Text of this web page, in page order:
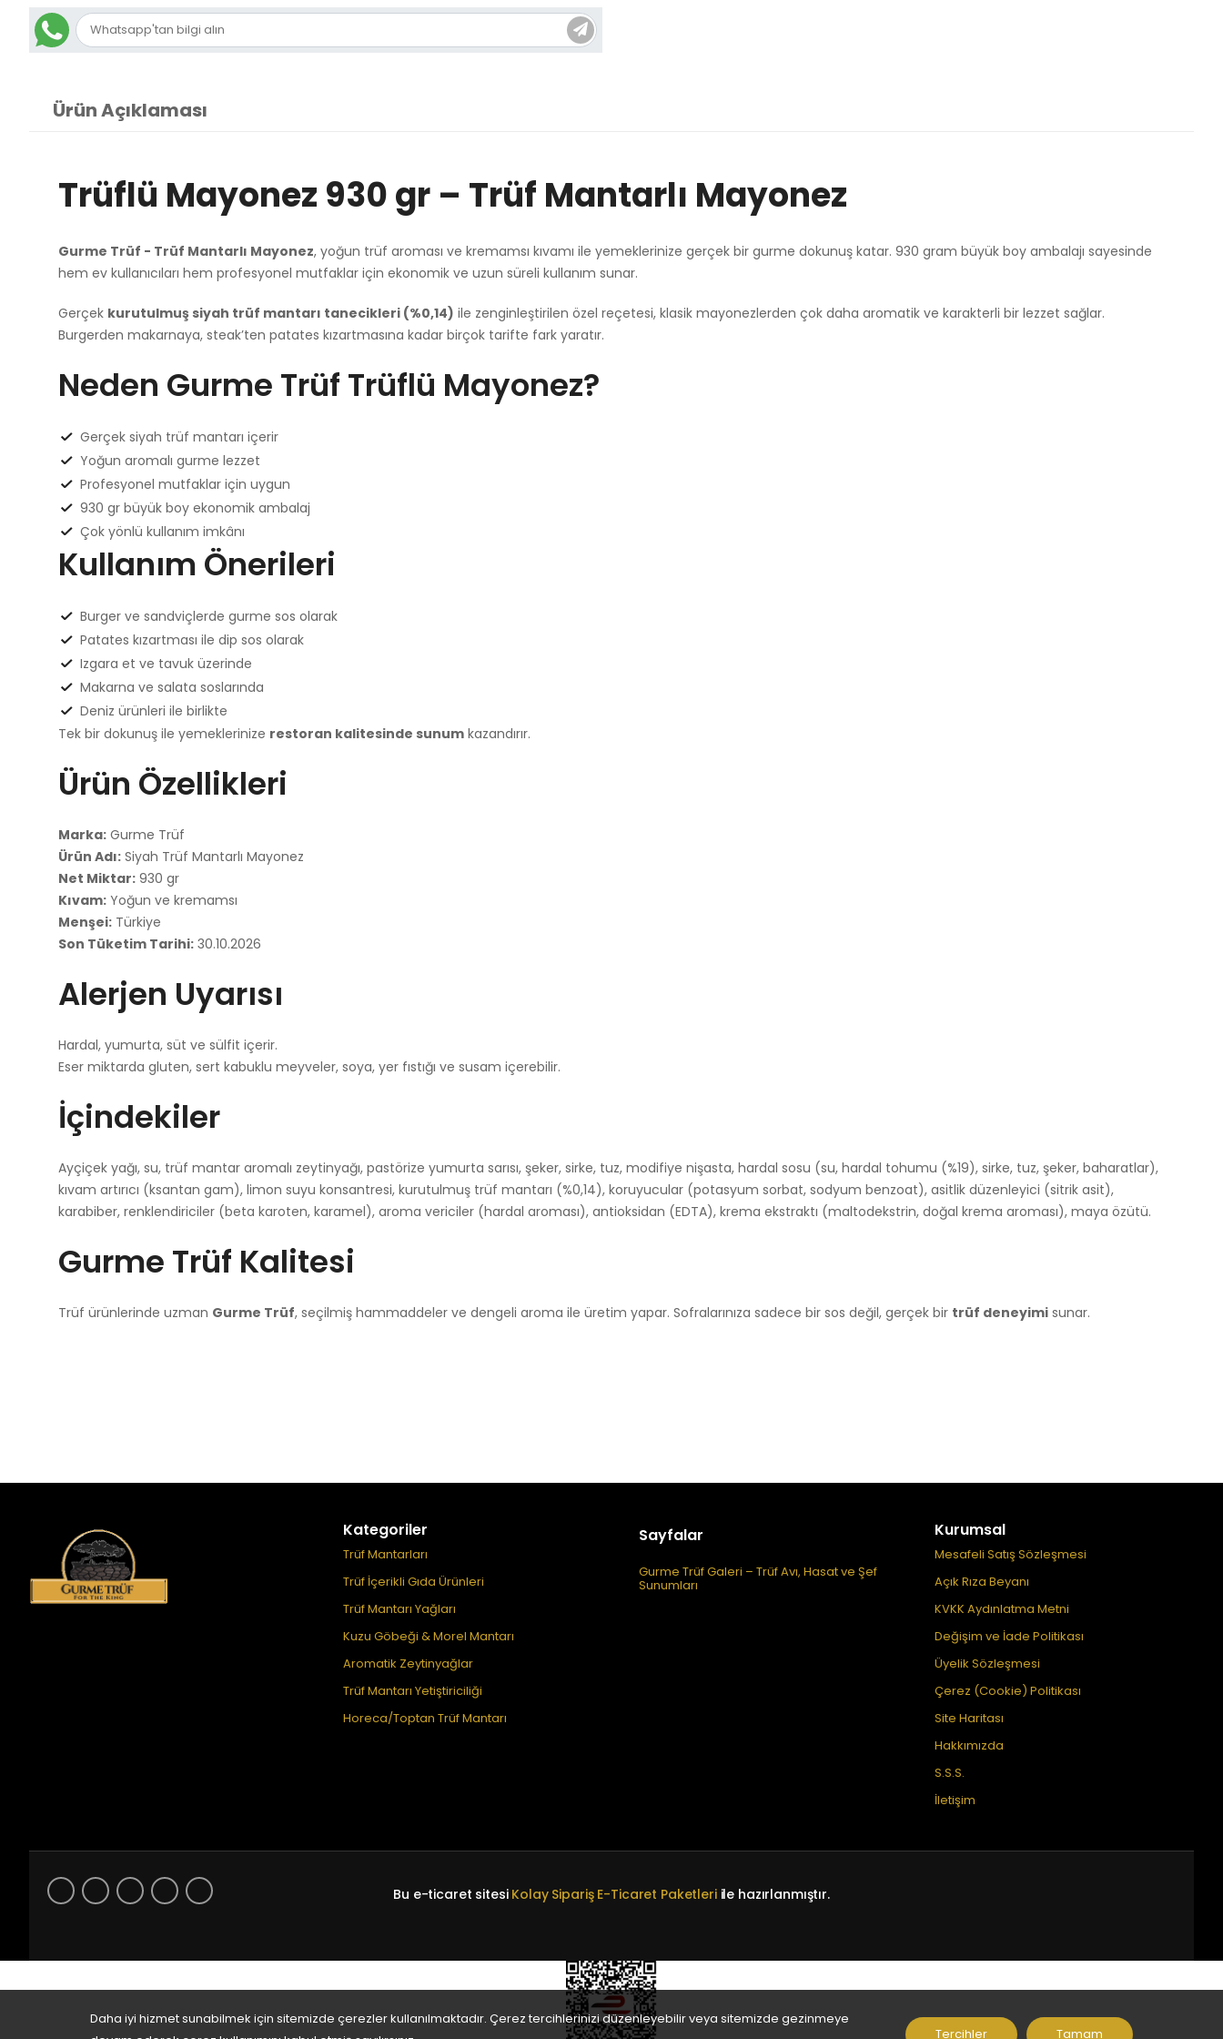
Ürün Açıklaması
Trüflü Mayonez 930 gr – Trüf Mantarlı Mayonez
Gurme Trüf - Trüf Mantarlı Mayonez, yoğun trüf aroması ve kremamsı kıvamı ile yemeklerinize gerçek bir gurme dokunuş katar. 930 gram büyük boy ambalajı sayesinde
hem ev kullanıcıları hem profesyonel mutfaklar için ekonomik ve uzun süreli kullanım sunar.
Gerçek kurutulmuş siyah trüf mantarı tanecikleri (%0,14) ile zenginleştirilen özel reçetesi, klasik mayonezlerden çok daha aromatik ve karakterli bir lezzet sağlar.
Burgerden makarnaya, steak’ten patates kızartmasına kadar birçok tarifte fark yaratır.
Neden Gurme Trüf Trüflü Mayonez?
Gerçek siyah trüf mantarı içerir
Yoğun aromalı gurme lezzet
Profesyonel mutfaklar için uygun
930 gr büyük boy ekonomik ambalaj
Çok yönlü kullanım imkânı
Kullanım Önerileri
Burger ve sandviçlerde gurme sos olarak
Patates kızartması ile dip sos olarak
Izgara et ve tavuk üzerinde
Makarna ve salata soslarında
Deniz ürünleri ile birlikte
Tek bir dokunuş ile yemeklerinize restoran kalitesinde sunum kazandırır.
Ürün Özellikleri
Marka: Gurme Trüf
Ürün Adı: Siyah Trüf Mantarlı Mayonez
Net Miktar: 930 gr
Kıvam: Yoğun ve kremamsı
Menşei: Türkiye
Son Tüketim Tarihi: 30.10.2026
Alerjen Uyarısı
Hardal, yumurta, süt ve sülfit içerir.
Eser miktarda gluten, sert kabuklu meyveler, soya, yer fıstığı ve susam içerebilir.
İçindekiler
Ayçiçek yağı, su, trüf mantar aromalı zeytinyağı, pastörize yumurta sarısı, şeker, sirke, tuz, modifiye nişasta, hardal sosu (su, hardal tohumu (%19), sirke, tuz, şeker, baharatlar),
kıvam artırıcı (ksantan gam), limon suyu konsantresi, kurutulmuş trüf mantarı (%0,14), koruyucular (potasyum sorbat, sodyum benzoat), asitlik düzenleyici (sitrik asit),
karabiber, renklendiriciler (beta karoten, karamel), aroma vericiler (hardal aroması), antioksidan (EDTA), krema ekstraktı (maltodekstrin, doğal krema aroması), maya özütü.
Gurme Trüf Kalitesi
Trüf ürünlerinde uzman Gurme Trüf, seçilmiş hammaddeler ve dengeli aroma ile üretim yapar. Sofralarınıza sadece bir sos değil, gerçek bir trüf deneyimi sunar.
Kategoriler
Trüf Mantarları
Trüf İçerikli Gıda Ürünleri
Trüf Mantarı Yağları
Kuzu Göbeği & Morel Mantarı
Aromatik Zeytinyağlar
Trüf Mantarı Yetiştiriciliği
Horeca/Toptan Trüf Mantarı
Sayfalar
Gurme Trüf Galeri – Trüf Avı, Hasat ve Şef
Sunumları
Kurumsal
Mesafeli Satış Sözleşmesi
Açık Rıza Beyanı
KVKK Aydınlatma Metni
Değişim ve İade Politikası
Üyelik Sözleşmesi
Çerez (Cookie) Politikası
Site Haritası
Hakkımızda
S.S.S.
İletişim
Bu e-ticaret sitesi Kolay Sipariş E-Ticaret Paketleriile hazırlanmıştır.
Daha iyi hizmet sunabilmek için sitemizde çerezler kullanılmaktadır. Çerez tercihlerinizi düzenleyebilir veya sitemizde gezinmeye
Tercihler Tamam